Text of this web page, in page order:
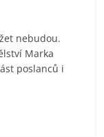
nebudou.
Marka
poslanců i